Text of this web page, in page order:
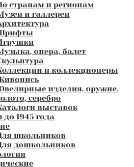
странам и регионам
и галлереи
опера, балет
и коллекционеры
изделия, оружие,
серебро
выставок
до 1945 года
школьников
дошкольников